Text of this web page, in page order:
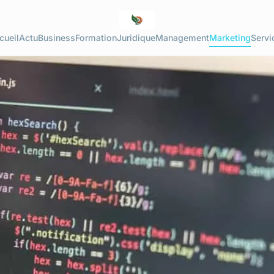
ActuBusinessFormationJuridiqueManagementMarketing